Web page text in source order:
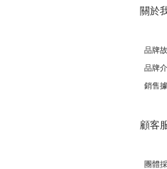
關於
品牌
品牌
銷售
顧客
團體